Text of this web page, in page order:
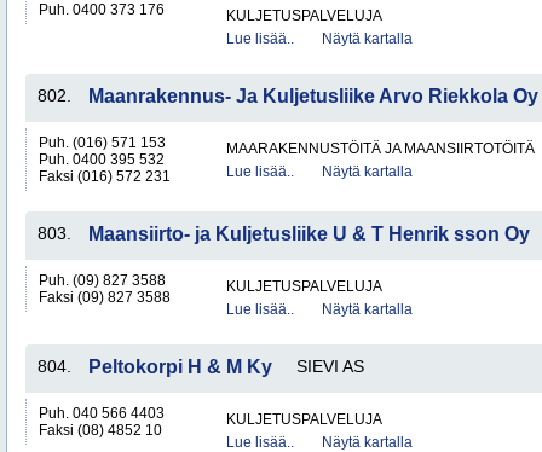
Puh. 0400 373 176
KULJETUSPALVELUJA
Lue lisää..
Näytä kartalla
802. Maanrakennus- Ja Kuljetusliike Arvo Riekkola Oy
Puh. (016) 571 153
Puh. 0400 395 532
Faksi (016) 572 231
MAARAKENNUSTÖITÄ JA MAANSIIRTOTÖITÄ
Lue lisää..
Näytä kartalla
803. Maansiirto- ja Kuljetusliike U & T Henrik sson Oy
Puh. (09) 827 3588
Faksi (09) 827 3588
KULJETUSPALVELUJA
Lue lisää..
Näytä kartalla
804. Peltokorpi H & M Ky SIEVI AS
Puh. 040 566 4403
Faksi (08) 4852 10
KULJETUSPALVELUJA
Lue lisää..
Näytä kartalla